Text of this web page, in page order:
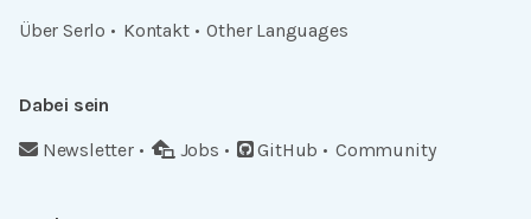
Über Serlo
Kontakt Other Languages
Dabei sein
Newsletter
Jobs GitHub Community